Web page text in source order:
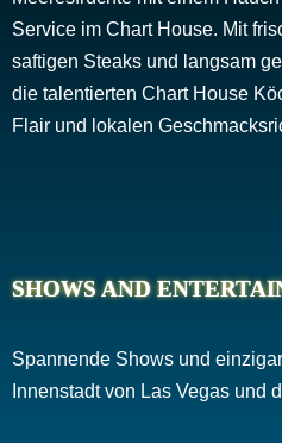
Service im Chart House. Mit
saftigen Steaks und langsam
die talentierten Chart House
Flair und lokalen
SHOWS AND
Spannende Shows und
Innenstadt von Las Vegas und